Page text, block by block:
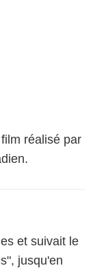
réalisé par
et suivait le
jusqu'en